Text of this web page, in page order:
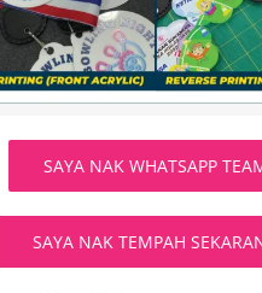
SAYA NAK WHATSAPP
SAYA NAK TEMPAH